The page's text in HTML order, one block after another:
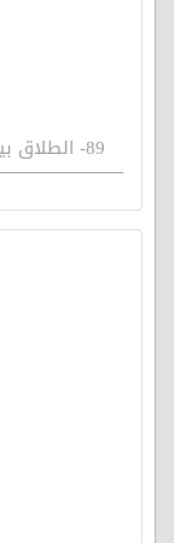
89- الطلاق بين الحل والمشكلة 2